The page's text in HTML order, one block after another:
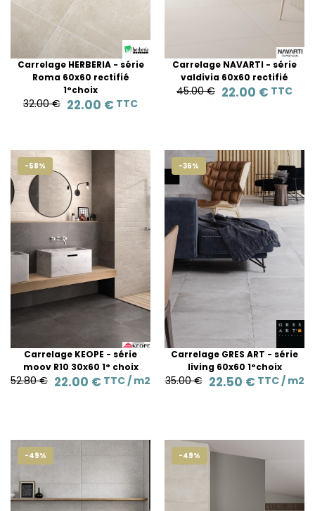
Carrelage HERBERIA - série
Roma 60x60 rectifié
1°choix
32.00 € 22.00 € TTC
Carrelage NAVARTI - série
valdivia 60x60 rectifié
45.00 € 22.00 € TTC
-58%
Carrelage KEOPE - série
moov R10 30x60 1° choix
52.80 € 22.00 € TTC / m2
-36%
Carrelage GRES ART - série
living 60x60 1°choix
35.00 € 22.50 € TTC / m2
-49% -49%